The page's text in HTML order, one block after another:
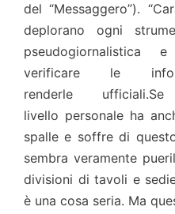
del “Messaggero”).
deplorano ogni
pseudogiornalistica
verificare le
renderle
livello personale ha
spalle e soffre di
sembra veramente
divisioni di tavoli e
è una cosa seria. Ma